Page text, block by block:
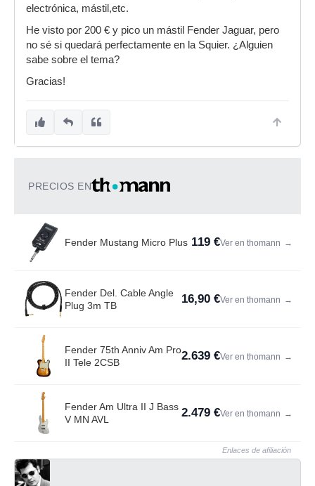
electrónica, mástil,etc.
He visto por 200 € y pico un mástil Fender Jaguar, pero
no sé si quedará perfectamente en la Squier. ¿Alguien
sabe sobre el tema?
Gracias!
PRECIOS EN
Fender Mustang Micro Plus 119 €Ver en thomann →
Fender Del. Cable Angle
Plug 3m TB
16,90 €Ver en thomann →
Fender 75th Anniv Am Pro
II Tele 2CSB
2.639 €Ver en thomann →
Fender Am Ultra II J Bass
V MN AVL
2.479 €Ver en thomann →
Enlaces de afiliación